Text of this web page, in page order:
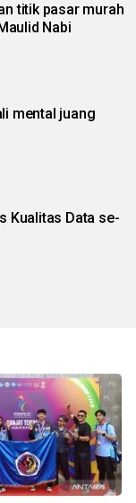
titik pasar murah
Nabi
mental juang
Kualitas Data se-